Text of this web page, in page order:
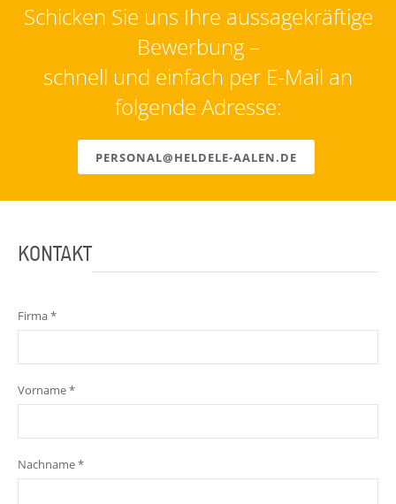
Schicken Sie uns Ihre aussagekräftige
Bewerbung –
schnell und einfach per E-Mail an
folgende Adresse:
PERSONAL@HELDELE-AALEN.DE
KONTAKT
Firma *
Vorname *
Nachname *